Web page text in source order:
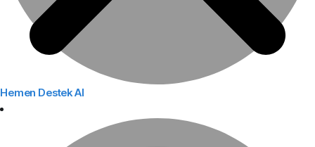
Hemen Destek Al